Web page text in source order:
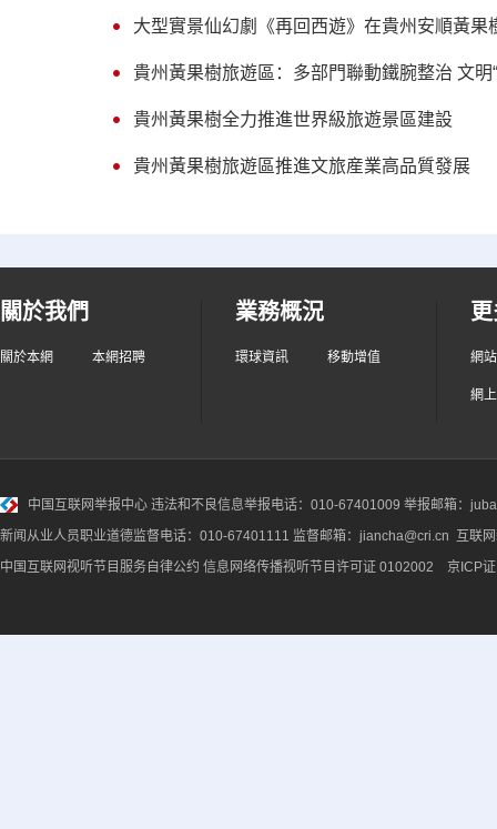
大型實景仙幻劇《再回西遊》在貴州安順黃果
貴州黃果樹旅遊區：多部門聯動鐵腕整治 文明
貴州黃果樹全力推進世界級旅遊景區建設
貴州黃果樹旅遊區推進文旅産業高品質發展
關於我們
關於本網 本網招聘
業務概況
環球資訊 移動增值 網
網
中国互联网举报中心 违法和不良信息举报电话：010-67401009 举报邮箱：
新闻从业人员职业道德监督电话：010-67401111 监督邮箱：jiancha@cri.cn 互联
中国互联网视听节目服务自律公约 信息网络传播视听节目许可证 0102002 京ICP